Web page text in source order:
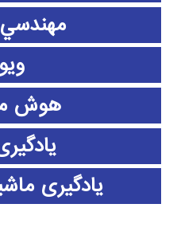
هوش
یادگیری